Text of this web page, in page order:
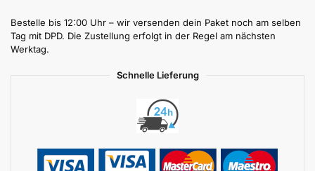
Bestelle bis 12:00 Uhr – wir versenden dein Paket noch am selben
Tag mit DPD. Die Zustellung erfolgt in der Regel am nächsten
Werktag.
Schnelle Lieferung